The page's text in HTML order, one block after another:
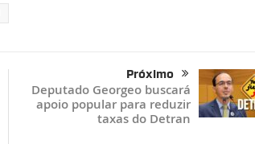
Próximo
Deputado Georgeo buscará
apoio popular para reduzir
taxas do Detran